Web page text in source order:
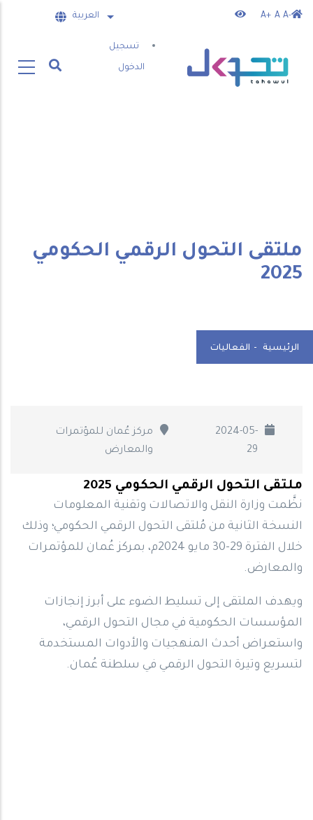
تجاوز
الرئيسي
A-
A
A+ العربية List additional actions
User
account
تسجيل
الدخول
ملتقى التحول الرقمي الحكومي
2025
الرئيسية - الفعاليات
2024-05-
29
مركز عُمان للمؤتمرات
والمعارض
ملتقى التحول الرقمي الحكومي 2025
نظَّمت وزارة النقل والاتصالات وتقنية المعلومات
النسخة الثانية من مُلتقى التحول الرقمي الحكومي؛ وذلك
خلال الفترة 29-30 مايو 2024م، بمركز عُمان للمؤتمرات
والمعارض.
ويهدف الملتقى إلى تسليط الضوء على أبرز إنجازات
المؤسسات الحكومية في مجال التحول الرقمي،
واستعراض أحدث المنهجيات والأدوات المستخدمة
لتسريع وتيرة التحول الرقمي في سلطنة عُمان.